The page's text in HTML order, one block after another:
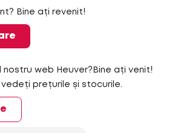
Bine ați revenit!
nostru web Heuver?Bine ați venit!
vedeți prețurile și stocurile.